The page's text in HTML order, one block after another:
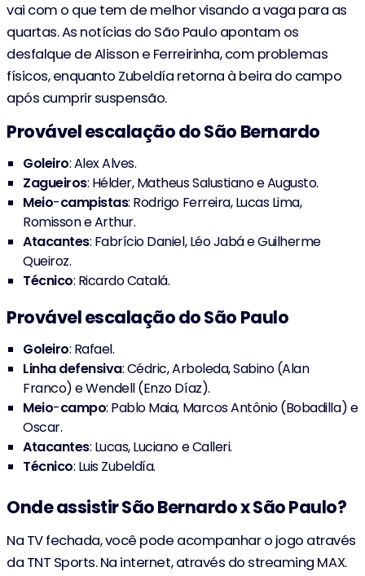
vai com o que tem de melhor visando a vaga para as
quartas. As notícias do São Paulo apontam os
desfalque de Alisson e Ferreirinha, com problemas
físicos, enquanto Zubeldía retorna à beira do campo
após cumprir suspensão.
Provável escalação do São Bernardo
Goleiro: Alex Alves.
Zagueiros: Hélder, Matheus Salustiano e Augusto.
Meio-campistas: Rodrigo Ferreira, Lucas Lima,
Romisson e Arthur.
Atacantes: Fabrício Daniel, Léo Jabá e Guilherme
Queiroz.
Técnico: Ricardo Catalá.
Provável escalação do São Paulo
Goleiro: Rafael.
Linha defensiva: Cédric, Arboleda, Sabino (Alan
Franco) e Wendell (Enzo Díaz).
Meio-campo: Pablo Maia, Marcos Antônio (Bobadilla) e
Oscar.
Atacantes: Lucas, Luciano e Calleri.
Técnico: Luis Zubeldía.
Onde assistir São Bernardo x São Paulo?
Na TV fechada, você pode acompanhar o jogo através
da TNT Sports. Na internet, através do streaming MAX.